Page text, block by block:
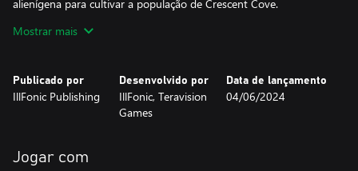
alienígena para cultivar a população de Crescent Cove.
Enfrente a ameaça como uma equipe de sete cidadãos corajosos
invasão alienígena.
Mostrar mais
Publicado por
IllFonic Publishing
Desenvolvido por
IllFonic, Teravision
Games
Data de lançamento
04/06/2024
Jogar com